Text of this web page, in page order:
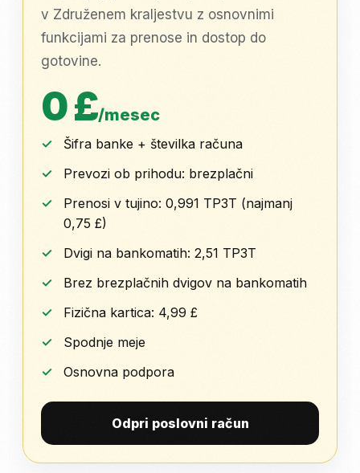
v Združenem kraljestvu z osnovnimi
funkcijami za prenose in dostop do
gotovine.
0 £/mesec
Šifra banke + številka računa
Prevozi ob prihodu: brezplačni
Prenosi v tujino: 0,991 TP3T (najmanj
0,75 £)
Dvigi na bankomatih: 2,51 TP3T
Brez brezplačnih dvigov na bankomatih
Fizična kartica: 4,99 £
Spodnje meje
Osnovna podpora
Odpri poslovni račun